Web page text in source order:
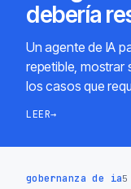
debería
Un agente de IA
repetible, mostrar
los casos que
LEER→
gobernanza de ia5